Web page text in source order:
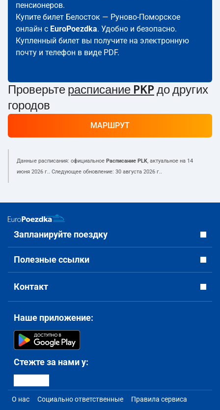
пенсионеров.
Купите билет Белосток — Руново-Поморское
онлайн с EuroPoezdka. Удобно и безопасно.
Купленный билет вы получите на электронную
почту и телефон в виде PDF.
Проверьте расписание PKP до других
городов
МАРШРУТ
Данные расписания: официальное Расписание PLK, актуальное на 14
июня 2026 г.. Следующее обновление: 30 августа 2026 г..
Запланируйте поездку
Полезные ссылки
Контакт
Наше приложение:
Стежте за нами у:
О нас Социально ответственные Правила сервиса